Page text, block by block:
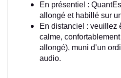
En présentiel :
allongé et habillé sur
En distanciel : veuillez
calme,
allongé), muni d’un
audio.